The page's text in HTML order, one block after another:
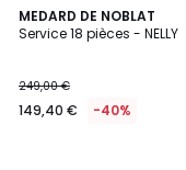
MEDARD DE NOBLAT
Service 18 pièces - NELLY
249,00 €
149,40 € -40%